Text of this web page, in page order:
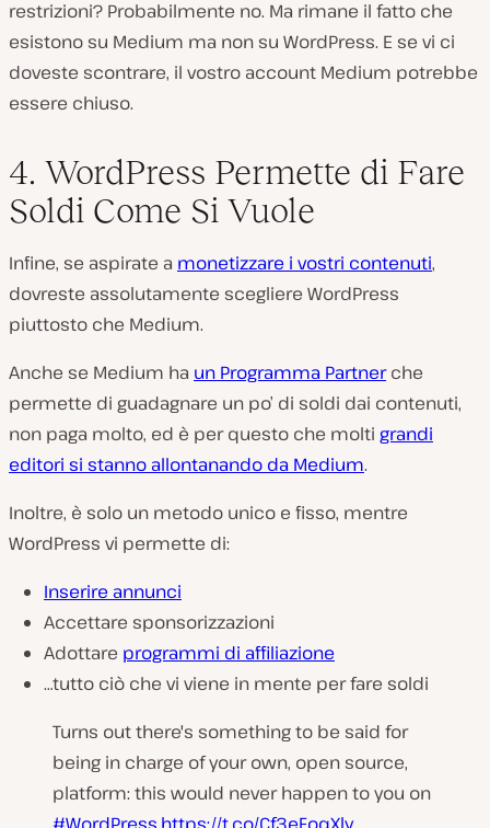
restrizioni? Probabilmente no. Ma rimane il fatto che
esistono su Medium ma non su WordPress. E se vi ci
doveste scontrare, il vostro account Medium potrebbe
essere chiuso.
4. WordPress Permette di Fare
Soldi Come Si Vuole
Infine, se aspirate a monetizzare i vostri contenuti,
dovreste assolutamente scegliere WordPress
piuttosto che Medium.
Anche se Medium ha un Programma Partnerche
permette di guadagnare un po’ di soldi dai contenuti,
non paga molto, ed è per questo che molti grandi
editori si stanno allontanando da Medium.
Inoltre, è solo un metodo unico e fisso, mentre
WordPress vi permette di:
Inserire annunci
Accettare sponsorizzazioni
Adottare programmi di affiliazione
…tutto ciò che vi viene in mente per fare soldi
Turns out there's something to be said for
being in charge of your own, open source,
platform: this would never happen to you on